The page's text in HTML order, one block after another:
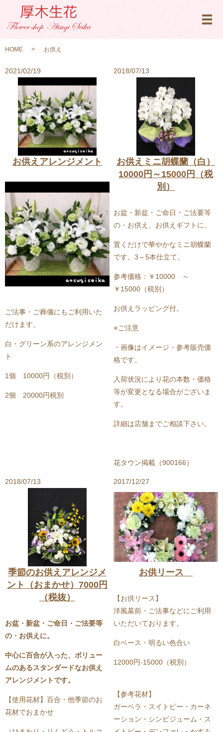
メ
HOME お供え
2021/02/19
お供えアレンジメント
ご法事・ご葬儀にもご利用いた
だけます。
白・グリーン系のアレンジメン
ト
1個 10000円（税別）
2個 20000円税別
2018/07/13
お供えミニ胡蝶蘭（白）
10000円～15000円（税
別）
お盆・新盆・ご命日・ご法要等
の・お供え、お供えギフトに。
置くだけで華やかなミニ胡蝶蘭
です。3 ～5本仕立て。
参考価格：￥10000 ～
￥15000（税別）
お供えラッピング付。
※ご注意
・画像はイメージ・参考販売価
格です。
入荷状況により花の本数・価格
等が変更となる場合がございま
す。
詳細は店舗までご相談下さい。
花タウン掲載（900166）
2018/07/13
季節のお供えアレンジメ
ント（おまかせ）7000円
（税抜）
お盆・新盆・ご命日・ご法要等
の・お供えに。
中心に百合が入った、ボリュー
ムのあるスタンダードなお供え
アレンジメントです。
【使用花材】百合・他季節のお
花材でおまかせ
2017/12/27
お供リース
【お供リース】
洋風墓前・ご法事などにご利用
いただいております。
白ベース・明るい色合い
12000円-15000（税別）
【参考花材】
ガーベラ・スイトピー・カーネ
ーション・シンビジューム・ス